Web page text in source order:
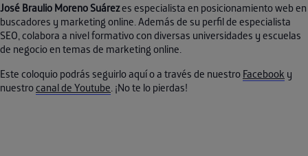
José Braulio Moreno Suárezes especialista en posicionamiento web en
buscadores y marketing online. Además de su perfil de especialista
SEO, colabora a nivel formativo con diversas universidades y escuelas
de negocio en temas de marketing online.
Este coloquio podrás seguirlo aquí o a través de nuestro Facebook y
nuestrocanal de Youtube. ¡No te lo pierdas!